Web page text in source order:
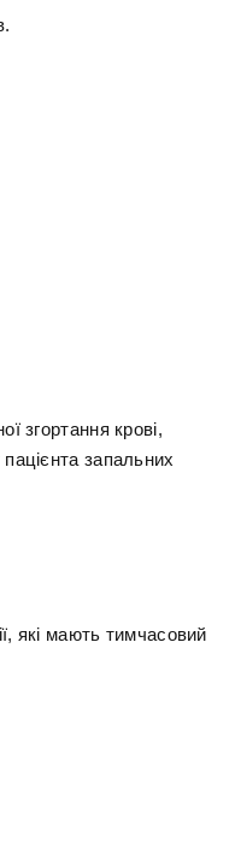
згортання крові,
запальних
які мають тимчасовий